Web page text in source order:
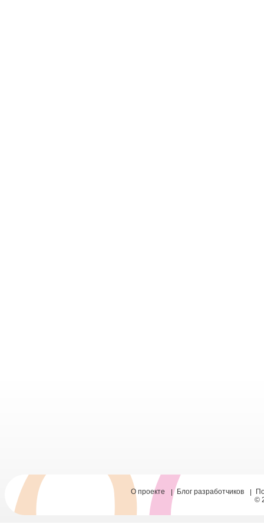
О проекте Блог разработчиков
©